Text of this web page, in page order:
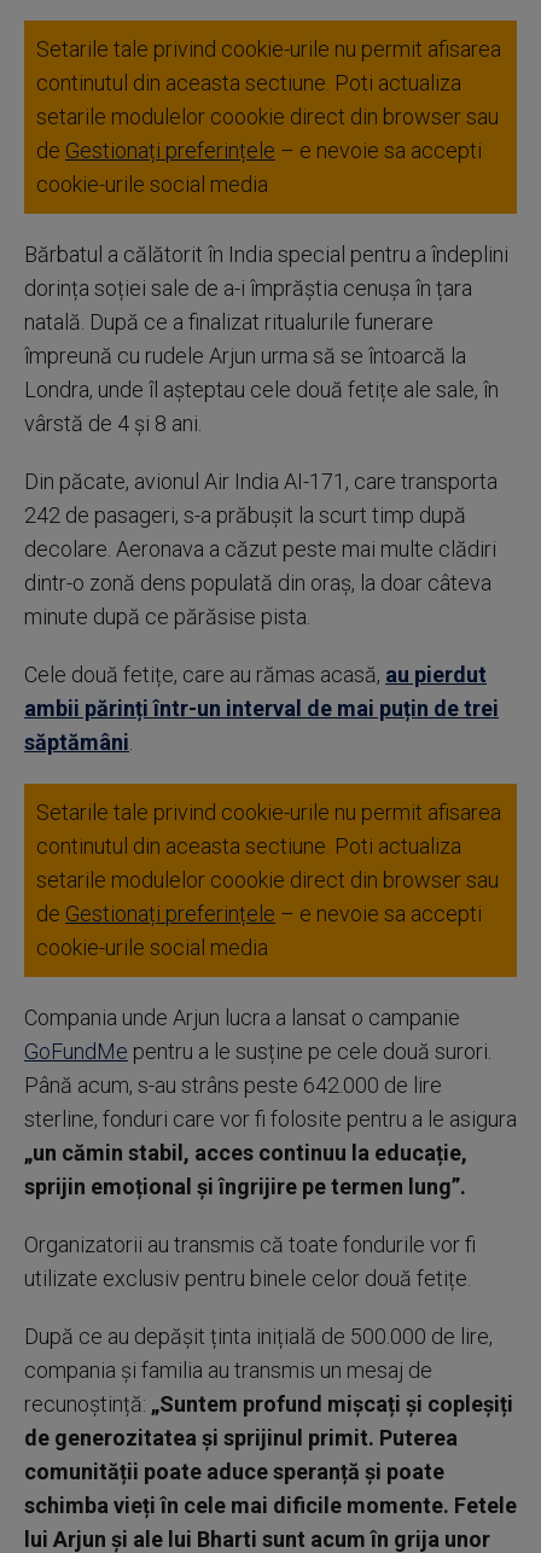
Setarile tale privind cookie-urile nu permit afisarea
continutul din aceasta sectiune. Poti actualiza
setarile modulelor coookie direct din browser sau
de Gestionați preferințele – e nevoie sa accepti
cookie-urile social media
Bărbatul a călătorit în India special pentru a îndeplini
dorința soției sale de a-i împrăștia cenușa în țara
natală. După ce a finalizat ritualurile funerare
împreună cu rudele Arjun urma să se întoarcă la
Londra, unde îl așteptau cele două fetițe ale sale, în
vârstă de 4 și 8 ani.
Din păcate, avionul Air India AI-171, care transporta
242 de pasageri, s-a prăbușit la scurt timp după
decolare. Aeronava a căzut peste mai multe clădiri
dintr-o zonă dens populată din oraș, la doar câteva
minute după ce părăsise pista.
Cele două fetițe, care au rămas acasă, au pierdut
ambii părinți într-un interval de mai puțin de trei
săptămâni
Setarile tale privind cookie-urile nu permit afisarea
continutul din aceasta sectiune. Poti actualiza
setarile modulelor coookie direct din browser sau
de Gestionați preferințele – e nevoie sa accepti
cookie-urile social media
Compania unde Arjun lucra a lansat o campanie
GoFundMe pentru a le susține pe cele două surori.
Până acum, s-au strâns peste 642.000 de lire
sterline, fonduri care vor fi folosite pentru a le asigura
„un cămin stabil, acces continuu la educație,
sprijin emoțional și îngrijire pe termen lung”.
Organizatorii au transmis că toate fondurile vor fi
utilizate exclusiv pentru binele celor două fetițe.
După ce au depășit ținta inițială de 500.000 de lire,
compania și familia au transmis un mesaj de
recunoștință: „Suntem profund mișcați și copleșiți
de generozitatea și sprijinul primit. Puterea
comunității poate aduce speranță și poate
schimba vieți în cele mai dificile momente. Fetele
lui Arjun și ale lui Bharti sunt acum în grija unor